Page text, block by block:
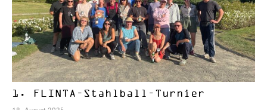
1. FLINTA-Stahlball-Turnier